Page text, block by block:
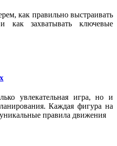
как правильно выстраивать
как захватывать ключевые
увлекательная игра, но и
Каждая фигура на
правила движения